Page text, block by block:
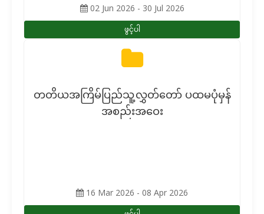
02 Jun 2026 - 30 Jul 2026
ဖွင့်ပါ
တတိယအကြိမ်ပြည်သူ့လွှတ်တော် ပထမပုံမှန်
အစည်းအဝေး
16 Mar 2026 - 08 Apr 2026